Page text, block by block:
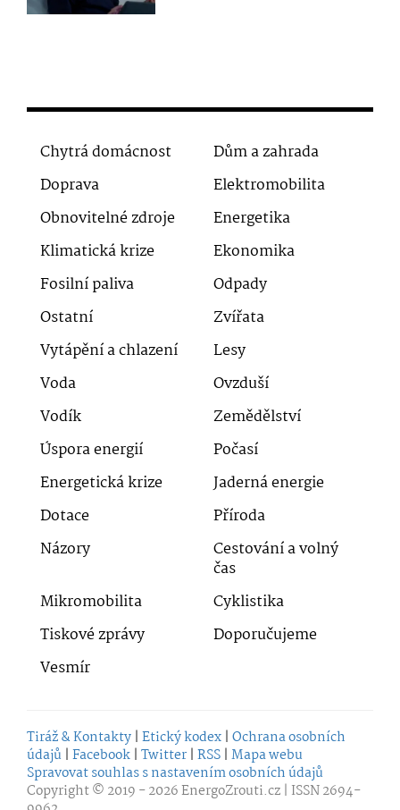
Chytrá domácnost
Dům a zahrada
Doprava
Elektromobilita
Obnovitelné zdroje
Energetika
Klimatická krize
Ekonomika
Fosilní paliva
Odpady
Ostatní
Zvířata
Vytápění a chlazení
Lesy
Voda
Ovzduší
Vodík
Zemědělství
Úspora energií
Počasí
Energetická krize
Jaderná energie
Dotace
Příroda
Názory
Cestování a volný
čas
Mikromobilita
Cyklistika
Tiskové zprávy
Doporučujeme
Vesmír
Tiráž & Kontakty | Etický kodex | Ochrana osobních
údajů | Facebook | Twitter | RSS | Mapa webu
Spravovat souhlas s nastavením osobních údajů
Copyright © 2019 - 2026EnergoZrouti.cz | ISSN 2694-